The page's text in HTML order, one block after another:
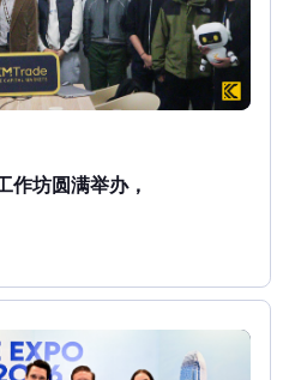
作坊圆满举办，